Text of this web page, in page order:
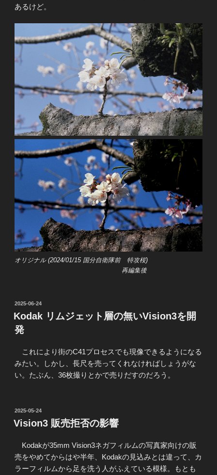
あるけど。
オリジナル (2024/01/15 国分自衛隊前 特攻桜)
再編集後
投
稿
日:
2025-06-24
Kodak リムジェット層の無いVision3を開
発
これにより街のC41プロセスでも現像できるようになる
みたい。しかし、長尺を売ってくれなければしょうがな
い。たぶん、36枚撮りとかで売りだすのだろう。
投
稿
日:
2025-05-24
Vision3 販売拒否の影響
Kodakが35mm Vision3ネガフィルムの写真家向けの販
売をやめてからはや半年、Kodakの見込みとは違って、カ
ラーフィルムから足を洗う人がふえている模様。もとも